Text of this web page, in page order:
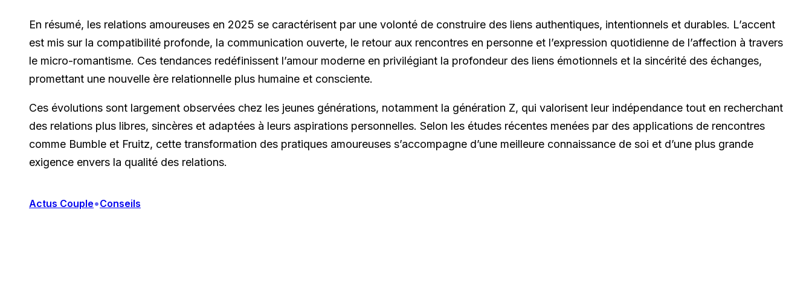
En résumé, les relations amoureuses en 2025 se caractérisent par une volonté de construire des liens authentiques, intentionnels et durables. L’accent
est mis sur la compatibilité profonde, la communication ouverte, le retour aux rencontres en personne et l’expression quotidienne de l’affection à travers
le micro-romantisme. Ces tendances redéfinissent l’amour moderne en privilégiant la profondeur des liens émotionnels et la sincérité des échanges,
promettant une nouvelle ère relationnelle plus humaine et consciente.
Ces évolutions sont largement observées chez les jeunes générations, notamment la génération Z, qui valorisent leur indépendance tout en recherchant
des relations plus libres, sincères et adaptées à leurs aspirations personnelles. Selon les études récentes menées par des applications de rencontres
comme Bumble et Fruitz, cette transformation des pratiques amoureuses s’accompagne d’une meilleure connaissance de soi et d’une plus grande
exigence envers la qualité des relations.
Actus Couple•Conseils